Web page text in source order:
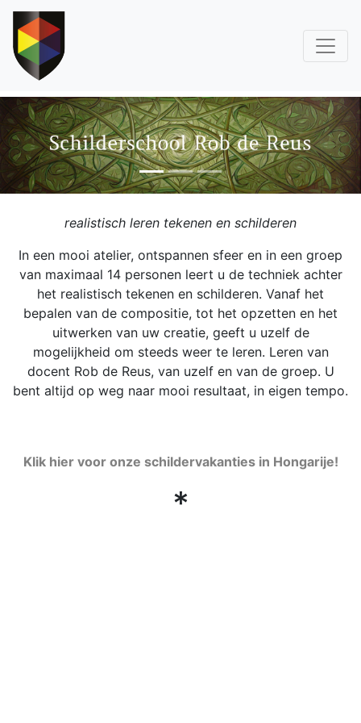
realistisch leren tekenen en schilderen
In een mooi atelier, ontspannen sfeer en in een groep
van maximaal 14 personen leert u de techniek achter
het realistisch tekenen en schilderen. Vanaf het
bepalen van de compositie, tot het opzetten en het
uitwerken van uw creatie, geeft u uzelf de
mogelijkheid om steeds weer te leren. Leren van
docent Rob de Reus, van uzelf en van de groep. U
bent altijd op weg naar mooi resultaat, in eigen tempo.
Klik hier voor onze schildervakanties in Hongarije!
*